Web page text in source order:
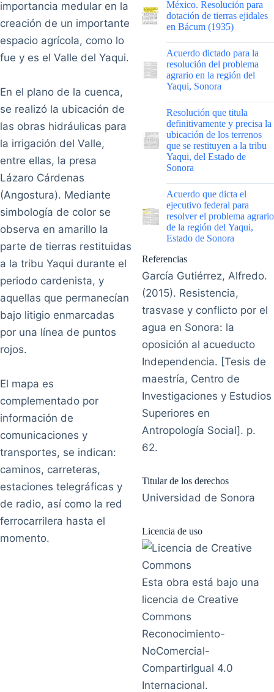
importancia medular en la
creación de un importante
espacio agrícola, como lo
fue y es el Valle del Yaqui.
En el plano de la cuenca,
se realizó la ubicación de
las obras hidráulicas para
la irrigación del Valle,
entre ellas, la presa
Lázaro Cárdenas
(Angostura). Mediante
simbología de color se
observa en amarillo la
parte de tierras restituidas
a la tribu Yaqui durante el
periodo cardenista, y
aquellas que permanecían
bajo litigio enmarcadas
por una línea de puntos
rojos.
El mapa es
complementado por
información de
comunicaciones y
transportes, se indican:
caminos, carreteras,
estaciones telegráficas y
de radio, así como la red
ferrocarrilera hasta el
momento.
México. Resolución para
dotación de tierras ejidales
en Bácum (1935)
Acuerdo dictado para la
resolución del problema
agrario en la región del
Yaqui, Sonora
|
Resolución que titula
definitivamente y precisa la
ubicación de los terrenos
que se restituyen a la tribu
Yaqui, del Estado de
Sonora
Acuerdo que dicta el
ejecutivo federal para
resolver el problema agrario
de la región del Yaqui,
Estado de Sonora
Referencias
García Gutiérrez, Alfredo.
(2015). Resistencia,
trasvase y conflicto por el
agua en Sonora: la
oposición al acueducto
Independencia. [Tesis de
maestría, Centro de
Investigaciones y Estudios
Superiores en
Antropología Social]. p.
62.
Titular de los derechos
Universidad de Sonora
Licencia de uso
Esta obra está bajo una
licencia de Creative
Commons
Reconocimiento-
NoComercial-
CompartirIgual 4.0
Internacional.